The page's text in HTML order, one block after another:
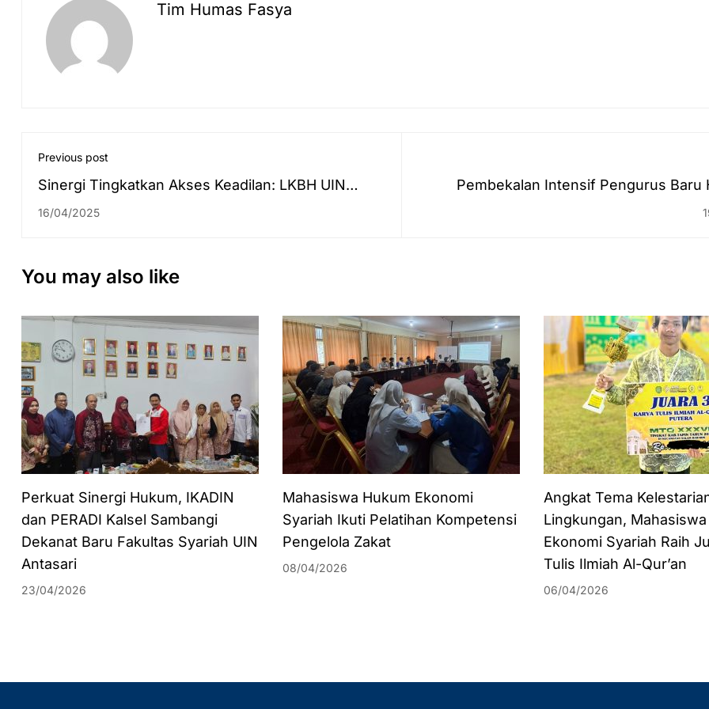
Tim Humas Fasya
Previous post
Sinergi Tingkatkan Akses Keadilan: LKBH UIN
Antasari Jalin Kerja Sama dengan Kemenkumham
16/04/2025
Pembekalan Intensif Pengurus Baru
Fakultas Syariah Sambut Periode Aktif di
You may also like
Perkuat Sinergi Hukum, IKADIN
dan PERADI Kalsel Sambangi
Dekanat Baru Fakultas Syariah UIN
Antasari
23/04/2026
Mahasiswa Hukum Ekonomi
Syariah Ikuti Pelatihan Kompetensi
Pengelola Zakat
08/04/2026
Angkat Tema
Lingkungan,
Ekonomi Syariah Raih
Tulis Ilmiah Al-Qur’an
06/04/2026